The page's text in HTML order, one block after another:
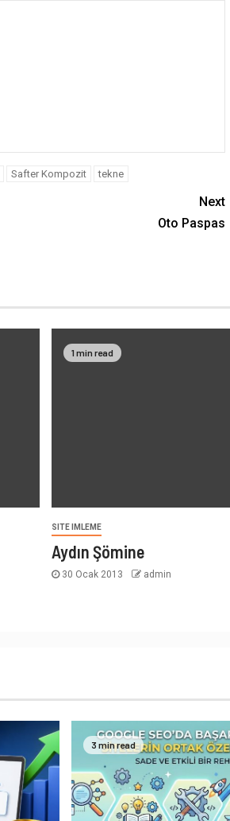
Safter Kompozit tekne
Next
Oto Paspas
1 min read
SITE IMLEME
Aydın Şömine
30 Ocak 2013 admin
3 min read